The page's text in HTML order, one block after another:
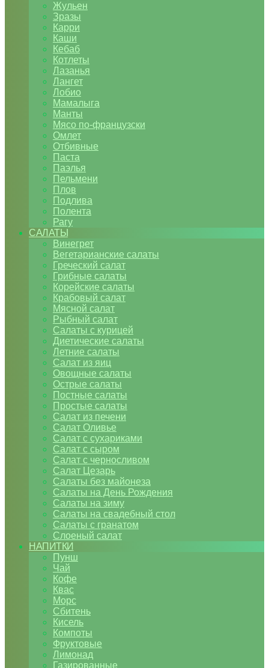
Жульен
Зразы
Карри
Каши
Кебаб
Котлеты
Лазанья
Лангет
Лобио
Мамалыга
Манты
Мясо по-французски
Омлет
Отбивные
Паста
Паэлья
Пельмени
Плов
Подлива
Полента
Рагу
САЛАТЫ
Винегрет
Вегетарианские салаты
Греческий салат
Грибные салаты
Корейские салаты
Крабовый салат
Мясной салат
Рыбный салат
Салаты с курицей
Диетические салаты
Летние салаты
Салат из яиц
Овощные салаты
Острые салаты
Постные салаты
Простые салаты
Салат из печени
Салат Оливье
Салат с сухариками
Салат с сыром
Салат с черносливом
Салат Цезарь
Салаты без майонеза
Салаты на День Рождения
Салаты на зиму
Салаты на свадебный стол
Салаты с гранатом
Слоеный салат
НАПИТКИ
Пунш
Чай
Кофе
Квас
Морс
Сбитень
Кисель
Компоты
Фруктовые
Лимонад
Газированные